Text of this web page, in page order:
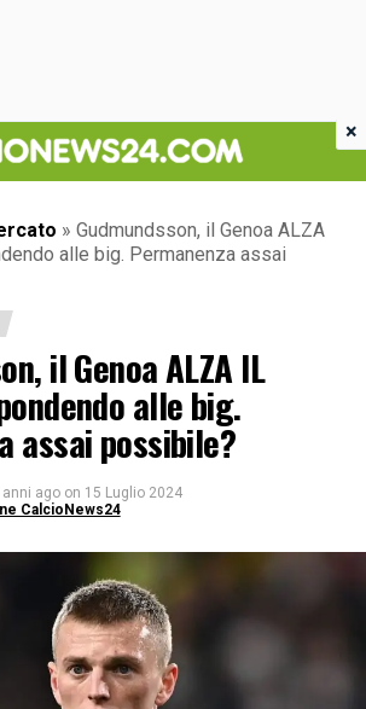
» Gudmundsson, il Genoa ALZA
alle big. Permanenza assai
il Genoa ALZA IL
alle big.
assai possibile?
anni ago on 15 Luglio 2024
CalcioNews24
×